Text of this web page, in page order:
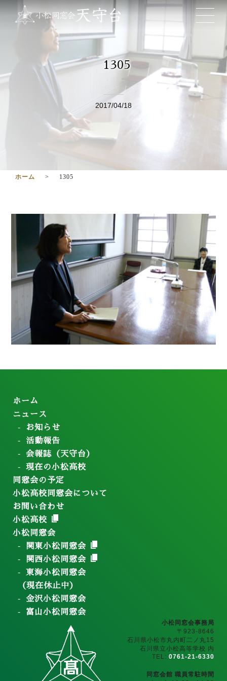
1305
2017/04/18
ホーム 1305
ホーム
ニュース
お知らせ
活動報告
会報誌（天守台）
現在の小松高校
同窓会の予定
小松高校同窓会について
お問い合わせ
小松高校
小松同窓会
関東小松同窓会
関西小松同窓会
東海小松同窓会
（現在休止中）
金沢小松同窓会
富山小松同窓会
小松同窓会事務局
〒923-8646
石川県小松市丸内町二ノ丸15
石川県立小松高等学校 内
TEL: 0761-21-6330
同窓会館 職員常駐時間